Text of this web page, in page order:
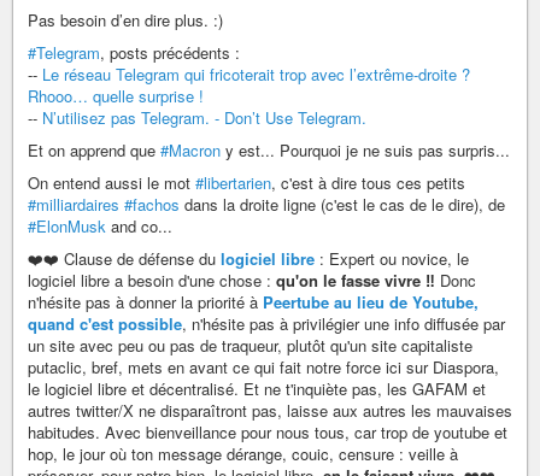
Pas besoin d’en dire plus. :)
#Telegram, posts précédents :
-- Le réseau Telegram qui fricoterait trop avec l’extrême-droite ?
Rhooo… quelle surprise !
-- N’utilisez pas Telegram. - Don’t Use Telegram.
Et on apprend que #Macron y est... Pourquoi je ne suis pas surpris...
On entend aussi le mot #libertarien, c'est à dire tous ces petits
#milliardaires #fachos dans la droite ligne (c'est le cas de le dire), de
#ElonMusk and co...
❤️❤️ Clause de défense du logiciel libre : Expert ou novice, le
logiciel libre a besoin d'une chose : qu'on le fasse vivre ‼️ Donc
n'hésite pas à donner la priorité à Peertube au lieu de Youtube,
quand c'est possible, n'hésite pas à privilégier une info diffusée par
un site avec peu ou pas de traqueur, plutôt qu'un site capitaliste
putaclic, bref, mets en avant ce qui fait notre force ici sur Diaspora,
le logiciel libre et décentralisé. Et ne t'inquiète pas, les GAFAM et
autres twitter/X ne disparaîtront pas, laisse aux autres les mauvaises
habitudes. Avec bienveillance pour nous tous, car trop de youtube et
hop, le jour où ton message dérange, couic, censure : veille à